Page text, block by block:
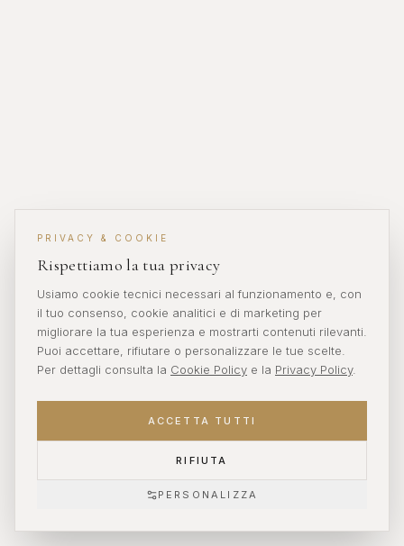
PRIVACY & COOKIE
Rispettiamo la tua privacy
Usiamo cookie tecnici necessari al funzionamento e, con
il tuo consenso, cookie analitici e di marketing per
migliorare la tua esperienza e mostrarti contenuti rilevanti.
Puoi accettare, rifiutare o personalizzare le tue scelte.
Per dettagli consulta la Cookie Policy e la Privacy Policy.
ACCETTA TUTTI
RIFIUTA
PERSONALIZZA